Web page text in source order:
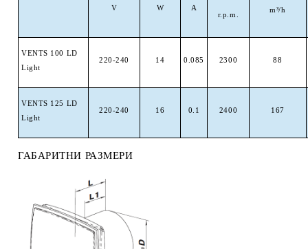
V W A
r.p.m.
m³/h
VENTS 100 LD
Light
220-240 14 0.085 2300 88
VENTS 125 LD
Light
220-240 16 0.1 2400 167
ГАБАРИТНИ РАЗМЕРИ